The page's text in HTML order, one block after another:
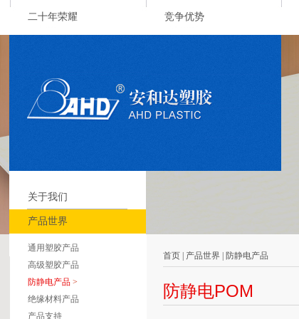
二十年荣耀 竞争优势
关于我们
产品世界
通用塑胶产品
高级塑胶产品
防静电产品 >
绝缘材料产品
产品支持
首页 | 产品世界 | 防静电产品
防静电POM